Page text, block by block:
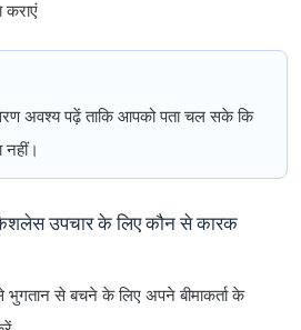
कराएं
अवश्य पढ़ें ताकि आपको पता चल सके कि
नहीं।
उपचार के लिए कौन से कारक
से बचने के लिए अपने बीमाकर्ता के